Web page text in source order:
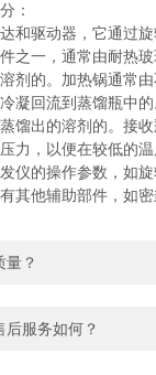
：
驱动器，它通过旋
一，通常由耐热玻
的。加热锅通常由
回流到蒸馏瓶中的
出的溶剂的。接收
，以便在较低的温
的操作参数，如旋
他辅助部件，如密
量？
服务如何？